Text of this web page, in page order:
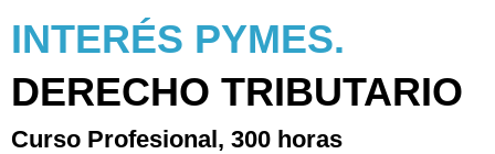
INTERÉS PYMES.
DERECHO TRIBUTARIO​
Curso Profesional, 300 horas​